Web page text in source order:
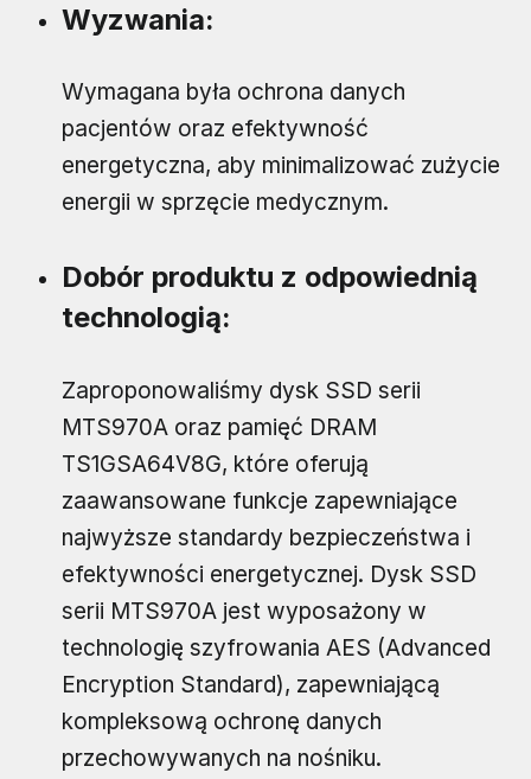
Wyzwania:
Wymagana była ochrona danych
pacjentów oraz efektywność
energetyczna, aby minimalizować zużycie
energii w sprzęcie medycznym.
Dobór produktu z odpowiednią
technologią:
Zaproponowaliśmy dysk SSD serii
MTS970A oraz pamięć DRAM
TS1GSA64V8G, które oferują
zaawansowane funkcje zapewniające
najwyższe standardy bezpieczeństwa i
efektywności energetycznej. Dysk SSD
serii MTS970A jest wyposażony w
technologię szyfrowania AES (Advanced
Encryption Standard), zapewniającą
kompleksową ochronę danych
przechowywanych na nośniku.